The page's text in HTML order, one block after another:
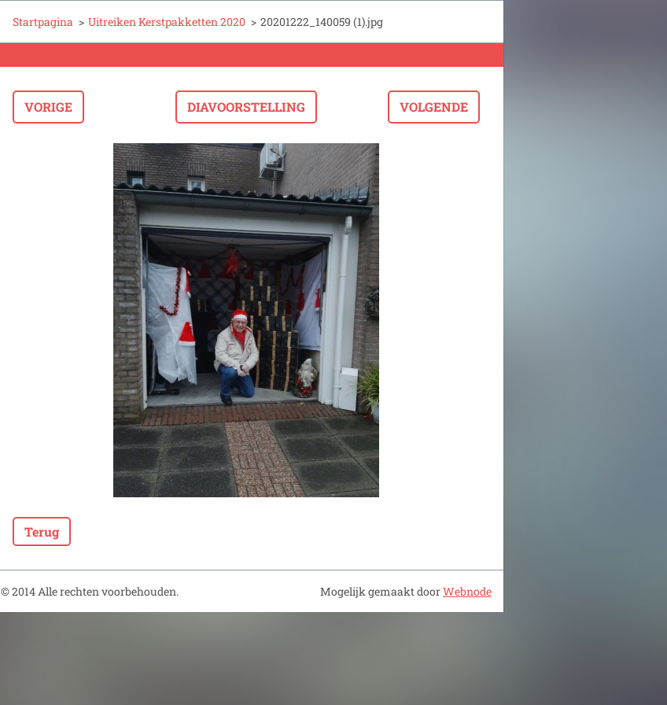
Startpagina > Uitreiken Kerstpakketten 2020 > 20201222_140059 (1).jpg
VORIGE DIAVOORSTELLING VOLGENDE
Terug
© 2014 Alle rechten voorbehouden. Mogelijk gemaakt doorWebnode